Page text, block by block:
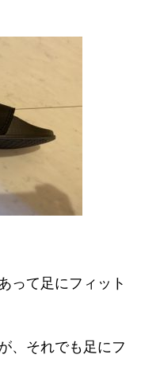
って足にフィット
、それでも足にフ